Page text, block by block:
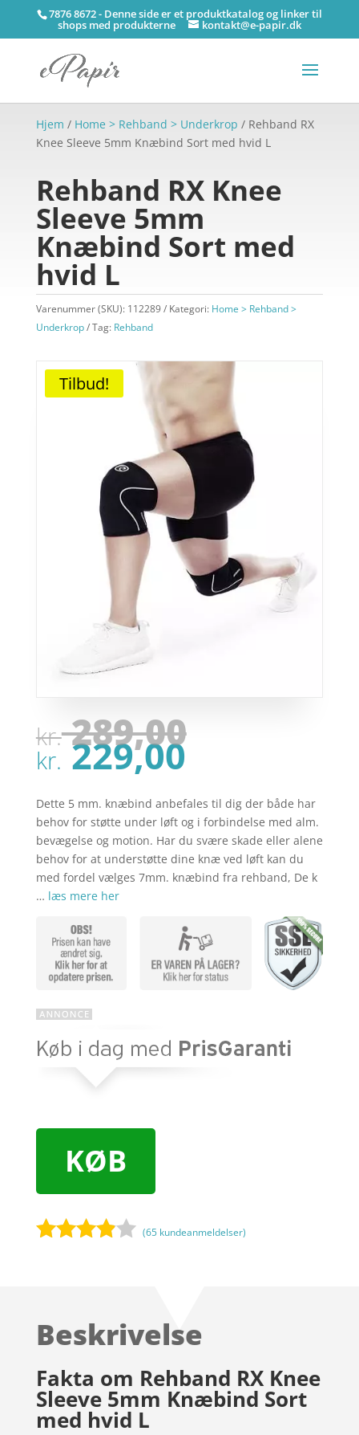
7876 8672 - Denne side er et produktkatalog og linker til
shops med produkterne kontakt@e-papir.dk
Hjem / Home > Rehband > Underkrop / Rehband RX
Knee Sleeve 5mm Knæbind Sort med hvid L
Rehband RX Knee
Sleeve 5mm
Knæbind Sort med
hvid L
Varenummer (SKU): 112289 Kategori: Home > Rehband >
Underkrop
Tag: Rehband
Tilbud!
kr.289,00Den
var:
kr.
kr.229,00Den
pris
er:
kr.
Dette 5 mm. knæbind anbefales til dig der både har
behov for støtte under løft og i forbindelse med alm.
bevægelse og motion. Har du svære skade eller alene
behov for at understøtte dine knæ ved løft kan du
med fordel vælges 7mm. knæbind fra rehband, De k
… læs mere her
KØB
på
ømmels
er
(65 kundeanmeldelser)
Beskrivelse
Fakta om Rehband RX Knee
Sleeve 5mm Knæbind Sort
med hvid L